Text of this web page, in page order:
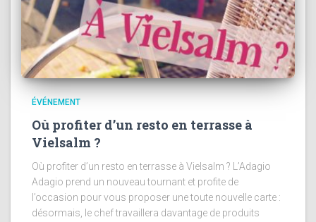
ÉVÉNEMENT
Où profiter d’un resto en terrasse à
Vielsalm ?
Où profiter d’un resto en terrasse à Vielsalm ? L’Adagio
Adagio prend un nouveau tournant et profite de
l’occasion pour vous proposer une toute nouvelle carte :
désormais, le chef travaillera davantage de produits